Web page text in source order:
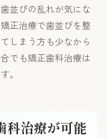
並びの乱れが気にな
正治療で歯並びを整
しまう方も少なから
でも矯正歯科治療は
。
科治療が可能